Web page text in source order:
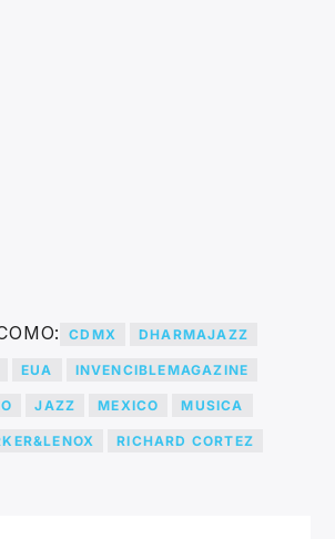
CDMX DHARMAJAZZ
EUA INVENCIBLEMAGAZINE
JAZZ MEXICO MUSICA
RICHARD CORTEZ